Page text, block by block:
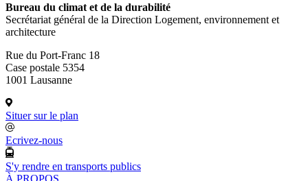
Bureau du climat et de la durabilité
Secrétariat général de la Direction Logement, environnement et
architecture
Rue du Port-Franc 18
Case postale 5354
1001 Lausanne
Situer sur le plan
Ecrivez-nous
S'y rendre en transports publics
À PROPOS